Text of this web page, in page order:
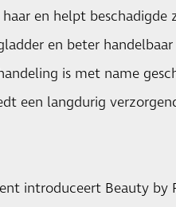
en helpt beschadigde
en beter
is met name
een langdurig
introduceert Beauty by